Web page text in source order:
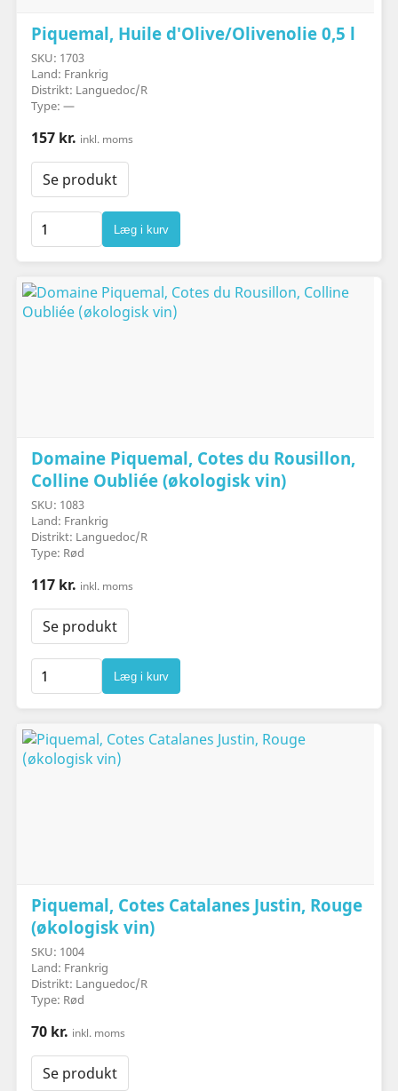
Piquemal, Huile d'Olive/Olivenolie 0,5 l
SKU: 1703
Land: Frankrig
Distrikt: Languedoc/R
Type: —
157 kr. inkl. moms
Se produkt
Læg i kurv
Domaine Piquemal, Cotes du Rousillon,
Colline Oubliée (økologisk vin)
SKU: 1083
Land: Frankrig
Distrikt: Languedoc/R
Type: Rød
117 kr. inkl. moms
Se produkt
Læg i kurv
Piquemal, Cotes Catalanes Justin, Rouge
(økologisk vin)
SKU: 1004
Land: Frankrig
Distrikt: Languedoc/R
Type: Rød
70 kr. inkl. moms
Se produkt